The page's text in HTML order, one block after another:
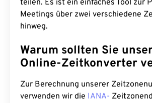
teilen. Es ist ein einfaches Tool zur
Meetings über zwei verschiedene
hinweg.
Warum sollten Sie
Online-Zeitkonverter
Zur Berechnung unserer
verwenden wir die IANA-